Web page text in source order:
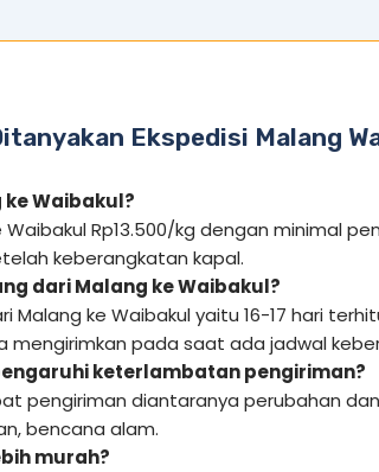
Ekspedisi Malang
ke Waibakul?
Rp13.500/kg dengan minimal
keberangkatan kapal.
dari Malang ke Waibakul?
Malang ke Waibakul yaitu 16-17 hari
mengirimkan pada saat ada jadwal
keterlambatan pengiriman?
pengiriman diantaranya perubahan
bencana alam.
murah?